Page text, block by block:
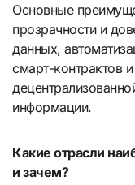
Основные
прозрачности и
данных,
смарт-контрактов
информации.
Какие отрасли
и зачем?